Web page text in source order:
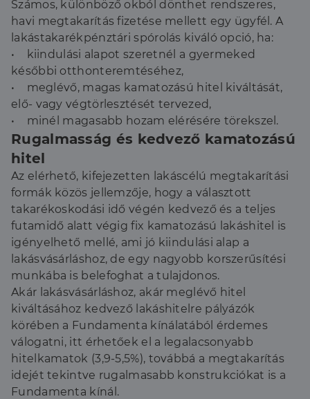
Számos, különböző okból dönthet rendszeres,
havi megtakarítás fizetése mellett egy ügyfél. A
lakástakarékpénztári spórolás kiváló opció, ha:
• kiindulási alapot szeretnél a gyermeked
későbbi otthonteremtéséhez,
• meglévő, magas kamatozású hitel kiváltását,
elő- vagy végtörlesztését tervezed,
• minél magasabb hozam elérésére törekszel.
Rugalmasság és kedvező kamatozású
hitel
Az elérhető, kifejezetten lakáscélú megtakarítási
formák közös jellemzője, hogy a választott
takarékoskodási idő végén kedvező és a teljes
futamidő alatt végig fix kamatozású lakáshitel is
igényelhető mellé, ami jó kiindulási alap a
lakásvásárláshoz, de egy nagyobb korszerűsítési
munkába is belefoghat a tulajdonos.
Akár lakásvásárláshoz, akár meglévő hitel
kiváltásához kedvező lakáshitelre pályázók
körében a Fundamenta kínálatából érdemes
válogatni, itt érhetőek el a legalacsonyabb
hitelkamatok (3,9-5,5%), továbbá a megtakarítás
idejét tekintve rugalmasabb konstrukciókat is a
Fundamenta kínál.